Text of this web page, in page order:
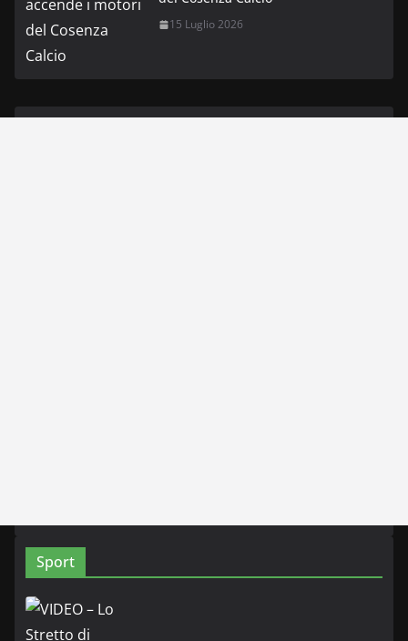
15 Luglio 2026
Sport